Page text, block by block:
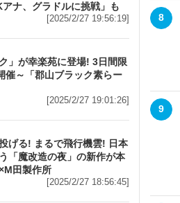
ナ、グラドルに挑戦」も
[2025/2/27 19:56:19]
」が幸楽苑に登場! 3日間限
催～「郡山ブラック素らー
[2025/2/27 19:01:26]
げる! まるで飛行機雲! 日本
「魔改造の夜」の新作が本
田製作所
[2025/2/27 18:56:45]
8
9